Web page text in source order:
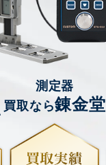
測定器
買取なら錬金堂